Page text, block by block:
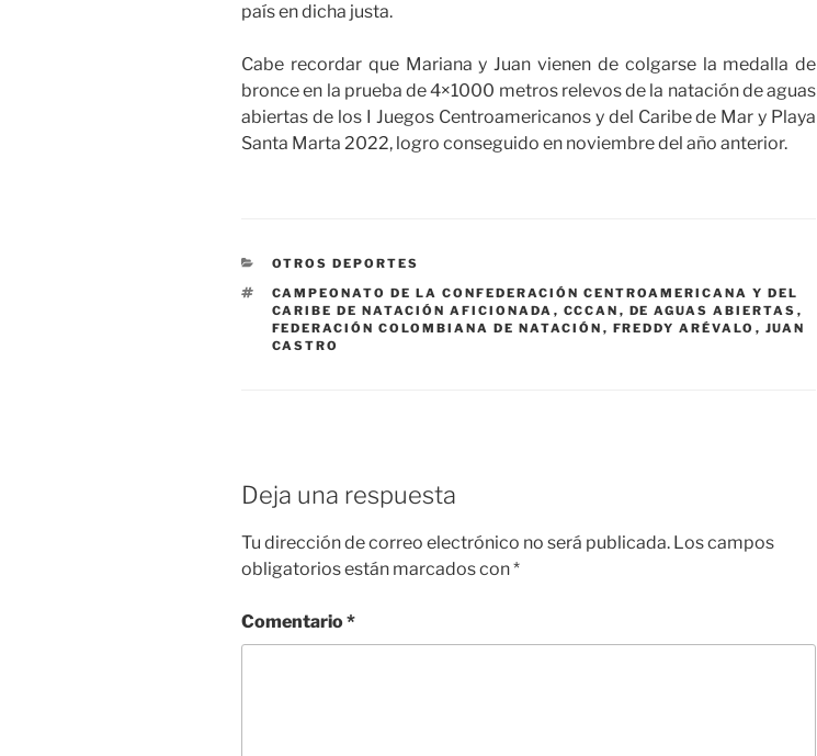
país en dicha justa.
Cabe recordar que Mariana y Juan vienen de colgarse la medalla de
bronce en la prueba de 4×1000 metros relevos de la natación de aguas
abiertas de los I Juegos Centroamericanos y del Caribe de Mar y Playa
Santa Marta 2022, logro conseguido en noviembre del año anterior.
CATEGORÍAS
OTROS DEPORTES
ETIQUETAS
CAMPEONATO DE LA CONFEDERACIÓN CENTROAMERICANA Y DEL
CARIBE DE NATACIÓN AFICIONADA , CCCAN , DE AGUAS ABIERTAS ,
FEDERACIÓN COLOMBIANA DE NATACIÓN , FREDDY ARÉVALO , JUAN
CASTRO
Deja una respuesta
Tu dirección de correo electrónico no será publicada. Los campos
obligatorios están marcados con*
Comentario*